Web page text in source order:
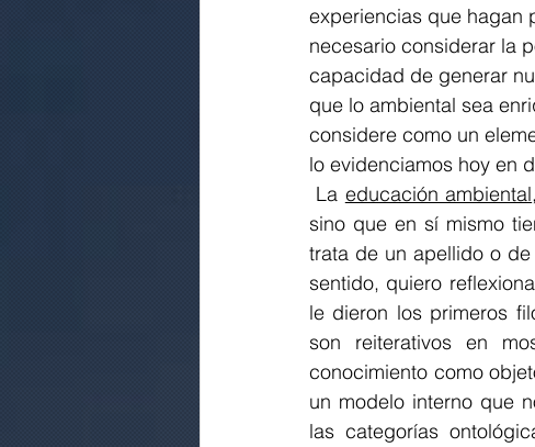
experiencias que hagan
necesario considerar la
capacidad de generar
que lo ambiental sea
considere como un
lo evidenciamos hoy en
La educación ambiental
sino que en sí mismo
trata de un apellido o
sentido, quiero
le dieron los primeros
son reiterativos en
conocimiento como
un modelo interno que
las categorías